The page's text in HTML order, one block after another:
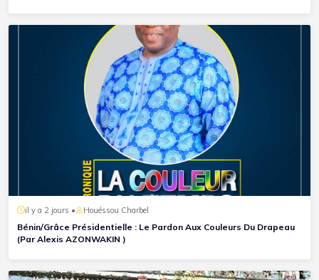
il y a 2 jours • Houéssou Charbel
Bénin/Grâce Présidentielle : Le Pardon Aux Couleurs Du Drapeau
(Par Alexis AZONWAKIN )